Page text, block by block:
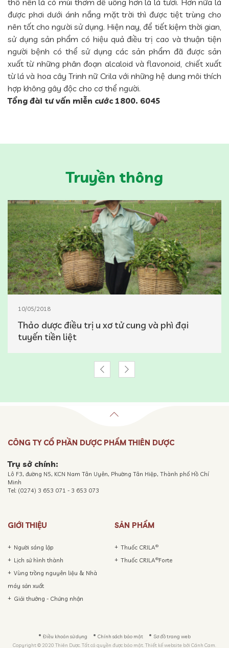
thổ nên lá có mùi thơm dễ uống hơn là lá tươi. Hơn nữa lá
được phơi dưới ánh nắng mặt trời thì được tiệt trùng cho
nên tốt cho người sử dụng. Hiện nay, để tiết kiệm thời gian,
sử dụng sản phẩm có hiệu quả điều trị cao và thuận tiện
người bệnh có thể sử dụng các sản phẩm đã được sản
xuất từ những phân đoạn alcaloid và flavonoid, chiết xuất
từ lá và hoa cây Trinh nữ Crila với những hệ dung môi thích
hợp không gây độc cho cơ thể người.
Tổng đài tư vấn miễn cước 1800. 6045
Truyền thông
10/05/2018
Thảo dược điều trị u xơ tử cung và phì đại
tuyến tiền liệt
CÔNG TY CỔ PHẦN DƯỢC PHẨM THIÊN DƯỢC
Trụ sở chính:
Lô F3, đường N5, KCN Nam Tân Uyên, Phường Tân Hiệp, Thành phố Hồ Chí
Minh
Tel: (0274) 3 653 071 - 3 653 073
GIỚI THIỆU
Người sáng lập
Lịch sử hình thành
Vùng trồng nguyên liệu & Nhà
máy sản xuất
Giải thưởng - Chứng nhận
SẢN PHẨM
Thuốc CRILA®
Thuốc CRILA®Forte
Điều khoản sử dụng Chính sách bảo mật
Sơ đồ trang web
Copyright © 2020 Thiên Dược. Tất cả quyền được bảo mật. Thiết kế website bởi Cánh Cam.